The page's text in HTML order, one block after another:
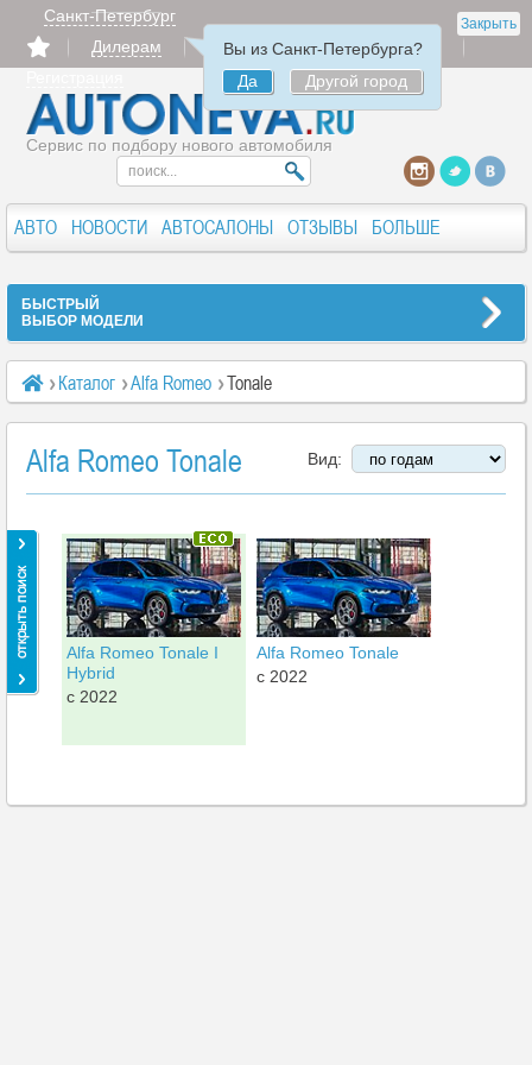
Закрыть
Санкт-Петербург
Вы из Санкт-Петербурга?
Да
Другой город
Дилерам Продать
Авторизация
Сервис по подбору нового автомобиля
АВТО НОВОСТИ АВТОСАЛОНЫ ОТЗЫВЫ БОЛЬШЕ
БЫСТРЫЙ
ВЫБОР МОДЕЛИ
Каталог Alfa Romeo Tonale
Вид:
Alfa Romeo Tonale
Alfa Romeo Tonale I
Hybrid
c 2022
Alfa Romeo Tonale
c 2022